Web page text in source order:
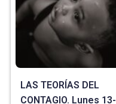
LAS TEORÍAS DEL
CONTAGIO. Lunes 13-